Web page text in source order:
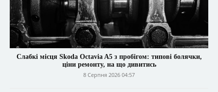
Слабкі місця Skoda Octavia A5 з пробігом: типові болячки,
ціни ремонту, на що дивитись
8 Серпня 2026 04:57